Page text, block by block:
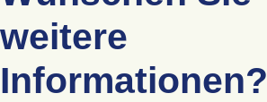
weitere
Informationen?